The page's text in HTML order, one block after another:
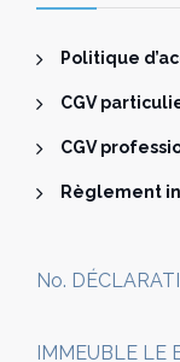
Politique
CGV
CGV
Règlement
No.
IMMEUBLE LE